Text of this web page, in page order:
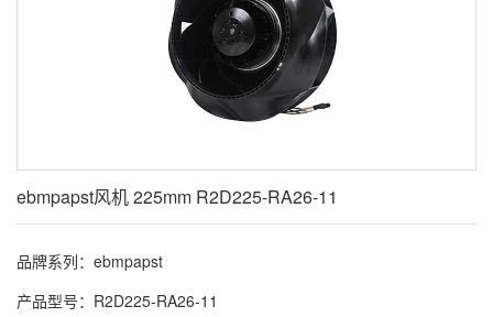
ebmpapst风机 225mm R2D225-RA26-11
品牌系列：ebmpapst
产品型号：R2D225-RA26-11